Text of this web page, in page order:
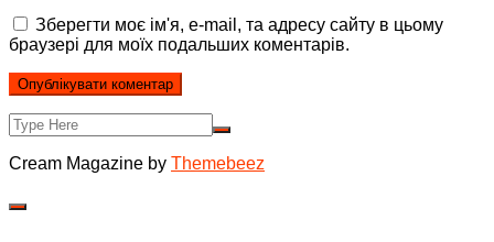
Зберегти моє ім'я, e-mail, та адресу сайту в цьому
браузері для моїх подальших коментарів.
Cream Magazine by Themebeez